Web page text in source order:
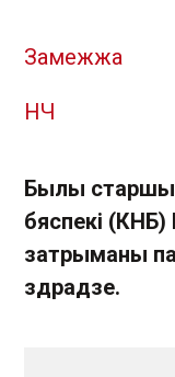
Замежжа
НЧ
Былы
бяспекі
затрыманы
здрадзе.